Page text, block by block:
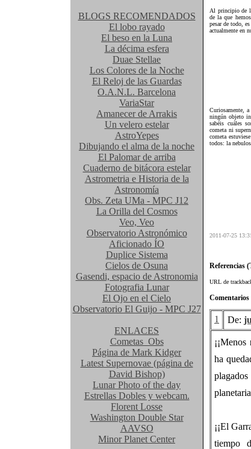
BLOGS RECOMENDADOS
El lobo rayado
El beso en la Luna
La décima esfera
Duae Stellae
Los Colores de la Noche
El Reloj de las Guardas
O.A.N.L. Barcelona
VariaStar
Amanecer de Arrakis
Un velero estelar
AstroYepes
Dibujando el alma de la noche
El Palomar de arriba
Cuaderno de bitácora estelar
Astrometria e Historia de la
Astronomía
Obs. Zeta UMa - MPC J12
La Orilla del Cosmos
Veo, Veo
Observatorio Astronómico
Aficionado ÍO
Duplice Sistema
Cielos de Osuna
Gasendi, espacio de Astronomia
Fotografia Lunar
El Ojo en el Cielo
Observatorio El Guijo - MPC J27
ENLACES
Cometas_Obs
Página de Mark Kidger
Latest Supernovae (página de
David Bishop)
Lunar Photo of the day
Estrellas Dobles y webcam.
Florent Losse
Washington Double Star
AAVSO
Minor Planet Center
Al principio de
de la que
pesar de todo,
actualmente en
Curiosamente,
ningún objeto
sabéis cuáles
cometa ni
cometa
todos: la
2011-07-25
Referencias
URL de
Comentarios
1 De:
ha
¡¡El
tiempo